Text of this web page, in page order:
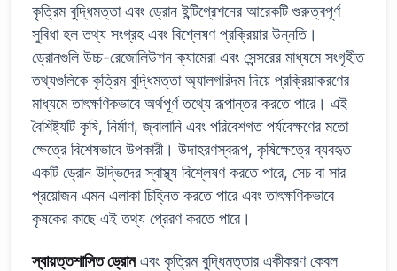
কৃত্রিম বুদ্ধিমত্তা এবং ড্রোন ইন্টিগ্রেশনের আরেকটি গুরুত্বপূর্ণ
সুবিধা হল তথ্য সংগ্রহ এবং বিশ্লেষণ প্রক্রিয়ার উন্নতি।
ড্রোনগুলি উচ্চ-রেজোলিউশন ক্যামেরা এবং সেন্সরের মাধ্যমে সংগৃহীত
তথ্যগুলিকে কৃত্রিম বুদ্ধিমত্তা অ্যালগরিদম দিয়ে প্রক্রিয়াকরণের
মাধ্যমে তাৎক্ষণিকভাবে অর্থপূর্ণ তথ্যে রূপান্তর করতে পারে। এই
বৈশিষ্ট্যটি কৃষি, নির্মাণ, জ্বালানি এবং পরিবেশগত পর্যবেক্ষণের মতো
ক্ষেত্রে বিশেষভাবে উপকারী। উদাহরণস্বরূপ, কৃষিক্ষেত্রে ব্যবহৃত
একটি ড্রোন উদ্ভিদের স্বাস্থ্য বিশ্লেষণ করতে পারে, সেচ বা সার
প্রয়োজন এমন এলাকা চিহ্নিত করতে পারে এবং তাৎক্ষণিকভাবে
কৃষকের কাছে এই তথ্য প্রেরণ করতে পারে।
স্বায়ত্তশাসিত ড্রোনএবং কৃত্রিম বুদ্ধিমত্তার একীকরণ কেবল